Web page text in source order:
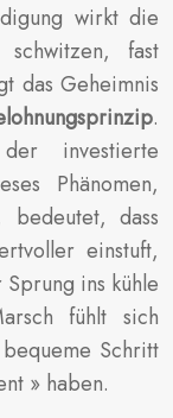
wirkt die
fast
das Geheimnis
.
investierte
Phänomen,
bedeutet, dass
einstuft,
ins kühle
fühlt sich
Schritt
» haben.